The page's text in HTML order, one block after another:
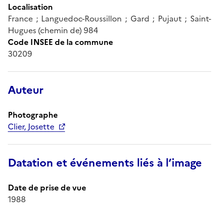
Localisation
France ; Languedoc-Roussillon ; Gard ; Pujaut ; Saint-
Hugues (chemin de) 984
Code INSEE de la commune
30209
Auteur
Photographe
Clier, Josette
Datation et événements liés à l’image
Date de prise de vue
1988